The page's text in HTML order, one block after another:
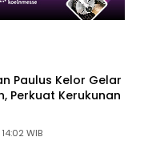
Paulus Kelor Gelar
Perkuat Kerukunan
WIB